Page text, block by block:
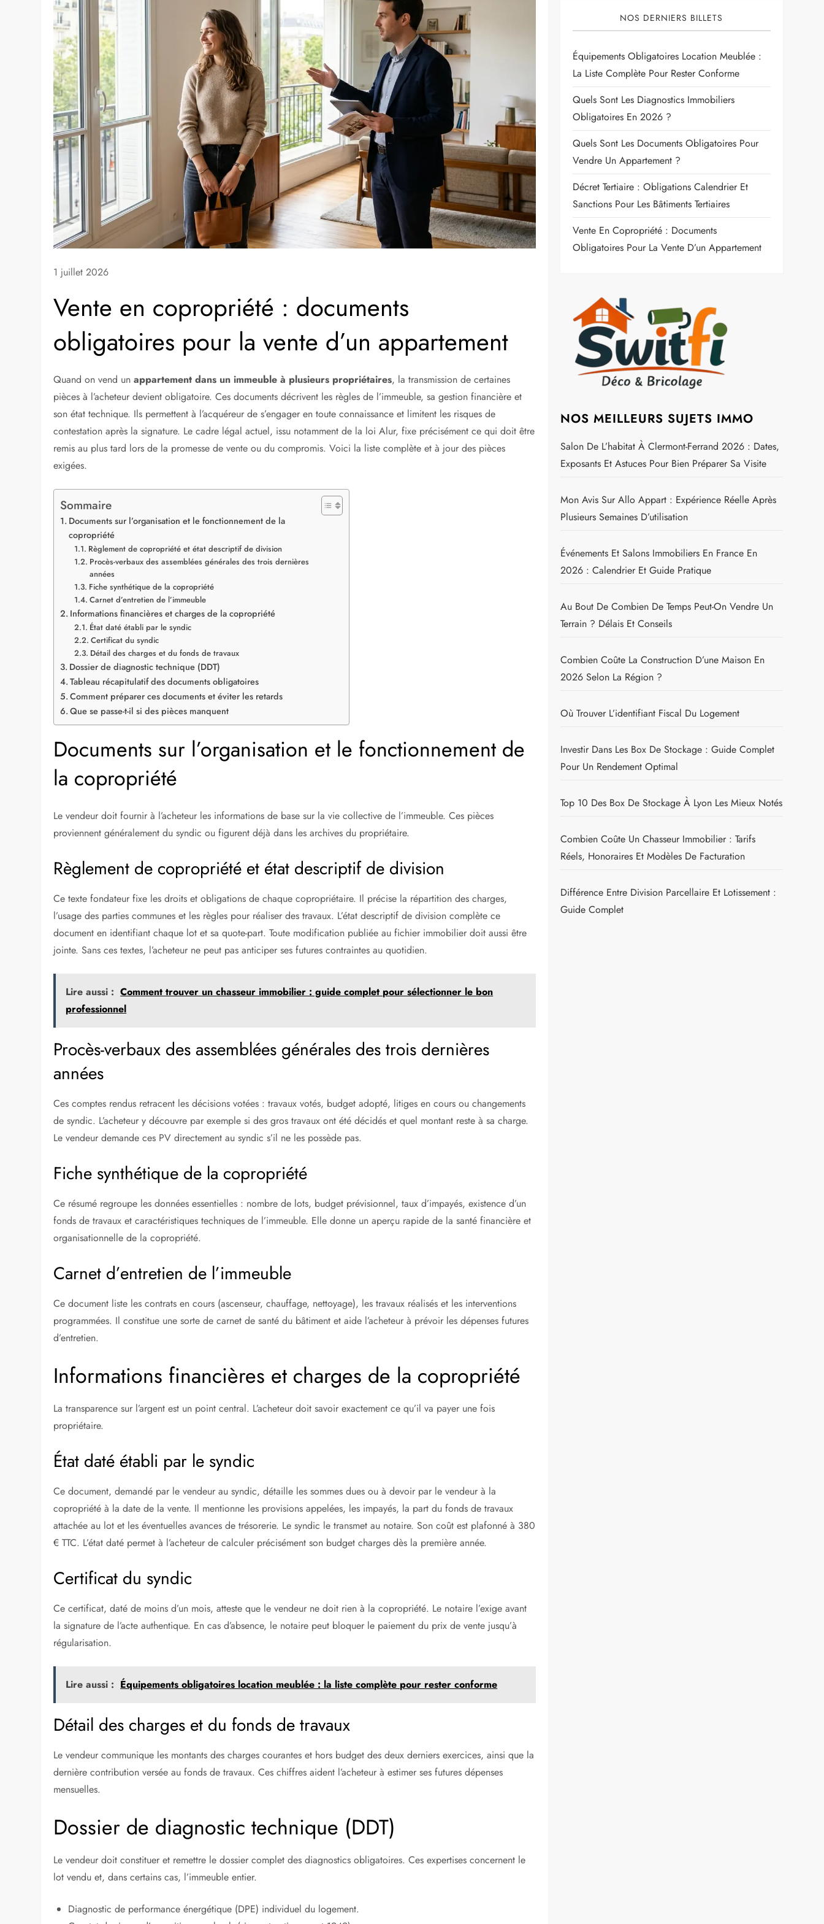
1 juillet 2026
Vente en copropriété : documents
obligatoires pour la vente d’un appartement
Quand on vend unappartement dans un immeuble à plusieurs propriétaires, la transmission de certaines
pièces à l’acheteur devient obligatoire. Ces documents décrivent les règles de l’immeuble, sa gestion financière et
son état technique. Ils permettent à l’acquéreur de s’engager en toute connaissance et limitent les risques de
contestation après la signature. Le cadre légal actuel, issu notamment de la loi Alur, fixe précisément ce qui doit être
remis au plus tard lors de la promesse de vente ou du compromis. Voici la liste complète et à jour des pièces
exigées.
Sommaire
Documents sur l’organisation et le fonctionnement de la
copropriété
Règlement de copropriété et état descriptif de division
Procès-verbaux des assemblées générales des trois dernières
années
Fiche synthétique de la copropriété
Carnet d’entretien de l’immeuble
Informations financières et charges de la copropriété
État daté établi par le syndic
Certificat du syndic
Détail des charges et du fonds de travaux
Dossier de diagnostic technique (DDT)
Tableau récapitulatif des documents obligatoires
Comment préparer ces documents et éviter les retards
Que se passe-t-il si des pièces manquent
Documents sur l’organisation et le fonctionnement de
la copropriété
Le vendeur doit fournir à l’acheteur les informations de base sur la vie collective de l’immeuble. Ces pièces
proviennent généralement du syndic ou figurent déjà dans les archives du propriétaire.
Règlement de copropriété et état descriptif de division
Ce texte fondateur fixe les droits et obligations de chaque copropriétaire. Il précise la répartition des charges,
l’usage des parties communes et les règles pour réaliser des travaux. L’état descriptif de division complète ce
document en identifiant chaque lot et sa quote-part. Toute modification publiée au fichier immobilier doit aussi être
jointe. Sans ces textes, l’acheteur ne peut pas anticiper ses futures contraintes au quotidien.
Lire aussi : Comment trouver un chasseur immobilier : guide complet pour sélectionner le bon
professionnel
Procès-verbaux des assemblées générales des trois dernières
années
Ces comptes rendus retracent les décisions votées : travaux votés, budget adopté, litiges en cours ou changements
de syndic. L’acheteur y découvre par exemple si des gros travaux ont été décidés et quel montant reste à sa charge.
Le vendeur demande ces PV directement au syndic s’il ne les possède pas.
Fiche synthétique de la copropriété
Ce résumé regroupe les données essentielles : nombre de lots, budget prévisionnel, taux d’impayés, existence d’un
fonds de travaux et caractéristiques techniques de l’immeuble. Elle donne un aperçu rapide de la santé financière et
organisationnelle de la copropriété.
Carnet d’entretien de l’immeuble
Ce document liste les contrats en cours (ascenseur, chauffage, nettoyage), les travaux réalisés et les interventions
programmées. Il constitue une sorte de carnet de santé du bâtiment et aide l’acheteur à prévoir les dépenses futures
d’entretien.
Informations financières et charges de la copropriété
La transparence sur l’argent est un point central. L’acheteur doit savoir exactement ce qu’il va payer une fois
propriétaire.
État daté établi par le syndic
Ce document, demandé par le vendeur au syndic, détaille les sommes dues ou à devoir par le vendeur à la
copropriété à la date de la vente. Il mentionne les provisions appelées, les impayés, la part du fonds de travaux
attachée au lot et les éventuelles avances de trésorerie. Le syndic le transmet au notaire. Son coût est plafonné à 380
€ TTC. L’état daté permet à l’acheteur de calculer précisément son budget charges dès la première année.
Certificat du syndic
Ce certificat, daté de moins d’un mois, atteste que le vendeur ne doit rien à la copropriété. Le notaire l’exige avant
la signature de l’acte authentique. En cas d’absence, le notaire peut bloquer le paiement du prix de vente jusqu’à
régularisation.
Lire aussi : Équipements obligatoires location meublée : la liste complète pour rester conforme
Détail des charges et du fonds de travaux
Le vendeur communique les montants des charges courantes et hors budget des deux derniers exercices, ainsi que la
dernière contribution versée au fonds de travaux. Ces chiffres aident l’acheteur à estimer ses futures dépenses
mensuelles.
Dossier de diagnostic technique (DDT)
Le vendeur doit constituer et remettre le dossier complet des diagnostics obligatoires. Ces expertises concernent le
lot vendu et, dans certains cas, l’immeuble entier.
Diagnostic de performance énergétique (DPE) individuel du logement.
NOS DERNIERS BILLETS
Équipements Obligatoires Location Meublée :
La Liste Complète Pour Rester Conforme
Quels Sont Les Diagnostics Immobiliers
Obligatoires En 2026 ?
Quels Sont Les Documents Obligatoires Pour
Vendre Un Appartement ?
Décret Tertiaire : Obligations Calendrier Et
Sanctions Pour Les Bâtiments Tertiaires
Vente En Copropriété : Documents
Obligatoires Pour La Vente D’un Appartement
NOS MEILLEURS SUJETS IMMO
Salon De L’habitat À Clermont-Ferrand 2026 : Dates,
Exposants Et Astuces Pour Bien Préparer Sa Visite
Mon Avis Sur Allo Appart : Expérience Réelle Après
Plusieurs Semaines D’utilisation
Événements Et Salons Immobiliers En France En
2026 : Calendrier Et Guide Pratique
Au Bout De Combien De Temps Peut-On Vendre Un
Terrain ? Délais Et Conseils
Combien Coûte La Construction D’une Maison En
2026 Selon La Région ?
Où Trouver L’identifiant Fiscal Du Logement
Investir Dans Les Box De Stockage : Guide Complet
Pour Un Rendement Optimal
Top 10 Des Box De Stockage À Lyon Les Mieux Notés
Combien Coûte Un Chasseur Immobilier : Tarifs
Réels, Honoraires Et Modèles De Facturation
Différence Entre Division Parcellaire Et Lotissement :
Guide Complet